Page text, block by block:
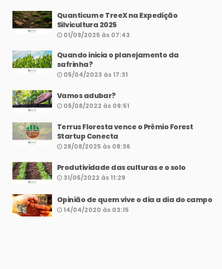
Quanticum e TreeX na Expedição
Silvicultura 2025
01/09/2025 às 07:43
Quando inicia o planejamento da
safrinha?
05/04/2023 às 17:31
Vamos adubar?
05/08/2022 às 09:51
Terrus Floresta vence o Prêmio Forest
Startup Conecta
28/08/2025 às 08:36
Produtividade das culturas e o solo
31/05/2022 às 11:29
Opinião de quem vive o dia a dia do campo
14/04/2020 às 03:15